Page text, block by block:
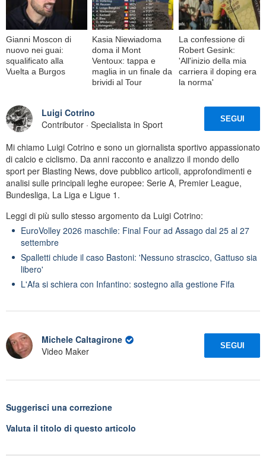
Gianni Moscon di
nuovo nei guai:
squalificato alla
Vuelta a Burgos
Kasia Niewiadoma
doma il Mont
Ventoux: tappa e
maglia in un finale da
brividi al Tour
La confessione di
Robert Gesink:
'All'inizio della mia
carriera il doping era
la norma'
Luigi Cotrino
Contributor · Specialista in Sport
SEGUI
Mi chiamo Luigi Cotrino e sono un giornalista sportivo appassionato
di calcio e ciclismo. Da anni racconto e analizzo il mondo dello
sport per Blasting News, dove pubblico articoli, approfondimenti e
analisi sulle principali leghe europee: Serie A, Premier League,
Bundesliga, La Liga e Ligue 1.
Leggi di più sullo stesso argomento da Luigi Cotrino:
EuroVolley 2026 maschile: Final Four ad Assago dal 25 al 27
settembre
Spalletti chiude il caso Bastoni: 'Nessuno strascico, Gattuso sia
libero'
L'Afa si schiera con Infantino: sostegno alla gestione Fifa
Michele Caltagirone
Video Maker
SEGUI
Suggerisci una correzione
Valuta il titolo di questo articolo